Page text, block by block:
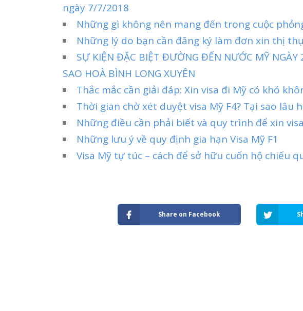
ngày 7/7/2018
Những gì không nên mang đến trong cuộc
Những lý do bạn cần đăng ký làm đơn xin thị
SỰ KIỆN ĐẶC BIỆT ĐƯỜNG ĐẾN NƯỚC MỸ
SAO HOÀ BÌNH LONG XUYÊN
Thắc mắc cần giải đáp: Xin visa đi Mỹ có khó
Thời gian chờ xét duyệt visa Mỹ F4? Tại sao lâu
Những điều cần phải biết và quy trình để xin
Những lưu ý về quy định gia hạn Visa Mỹ F1
Visa Mỹ tự túc – cách để sở hữu cuốn hộ chiếu
Share on Facebook